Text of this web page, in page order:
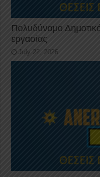
Πολυδύναμο
εργασίας
July 22, 2026